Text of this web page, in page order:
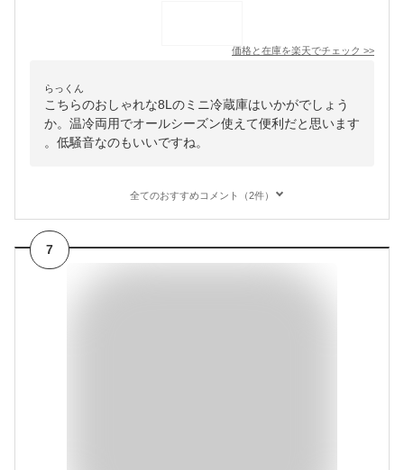
価格と在庫を楽天でチェック >>
らっくん
こちらのおしゃれな8Lのミニ冷蔵庫はいかがでしょう
か。温冷両用でオールシーズン使えて便利だと思います
。低騒音なのもいいですね。
全てのおすすめコメント（2件）
7